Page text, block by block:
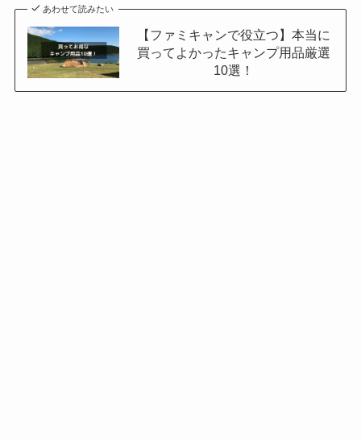
あわせて読みたい
【ファミキャンで役立つ】本当に
買ってよかったキャンプ用品厳選
10選！